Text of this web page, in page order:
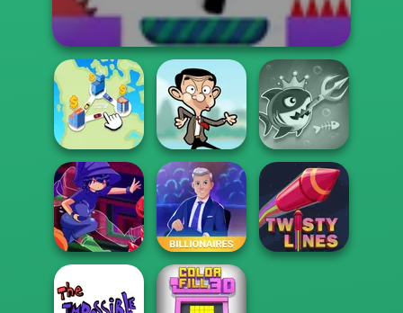
State Connect Mr Bean Jump
Fish Stab Getting
Big